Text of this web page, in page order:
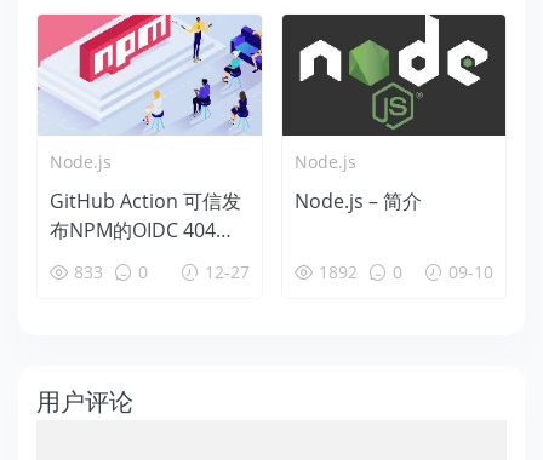
Node.js
GitHub Action 可信发
布NPM的OIDC 404陷
阱：Node版本与NPM
兼容性详解
833 0 12-27
Node.js
Node.js – 简介
1892 0 09-10
用户评论